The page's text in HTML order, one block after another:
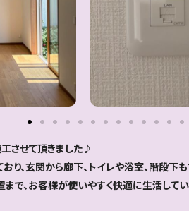
させて頂きました♪
り、玄関から廊下、トイレや浴室、階段下
で、お客様が使いやすく快適に生活してい